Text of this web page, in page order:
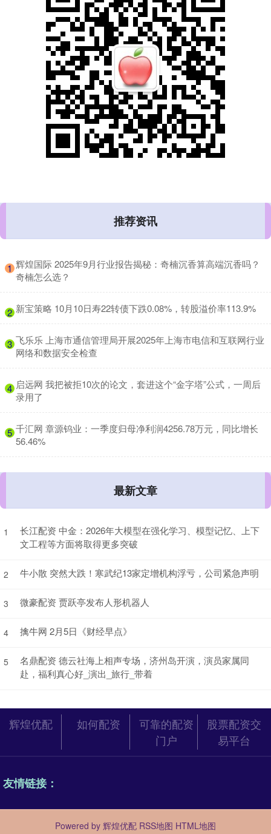
推荐资讯
1 ​辉煌国际 2025年9月行业报告揭秘：奇楠沉香算高端沉香吗？
奇楠怎么选？
2 ​新宝策略 10月10日寿22转债下跌0.08%，转股溢价率113.9%
3 ​飞乐乐 上海市通信管理局开展2025年上海市电信和互联网行业
网络和数据安全检查
4 ​启远网 我把被拒10次的论文，套进这个“金字塔”公式，一周后
录用了
5 ​千汇网 章源钨业：一季度归母净利润4256.78万元，同比增长
56.46%
最新文章
1
长江配资 中金：2026年大模型在强化学习、模型记忆、上下
文工程等方面将取得更多突破
2 牛小散 突然大跌！寒武纪13家定增机构浮亏，公司紧急声明
3 微豪配资 贾跃亭发布人形机器人
4 擒牛网 2月5日《财经早点》
5
名鼎配资 德云社海上相声专场，济州岛开演，演员家属同
赴，福利真心好_演出_旅行_带着
辉煌优配 如何配资
可靠的配资
门户
股票配资交
易平台
友情链接：
Powered by 辉煌优配 RSS地图 HTML地图